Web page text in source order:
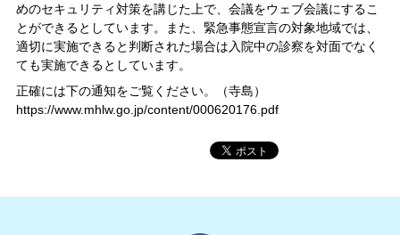
めのセキュリティ対策を講じた上で、会議をウェブ会議にするこ
とができるとしています。また、緊急事態宣言の対象地域では、
適切に実施できると判断された場合は入院中の診察を対面でなく
ても実施できるとしています。
正確には下の通知をご覧ください。（寺島）
https://www.mhlw.go.jp/content/000620176.pdf